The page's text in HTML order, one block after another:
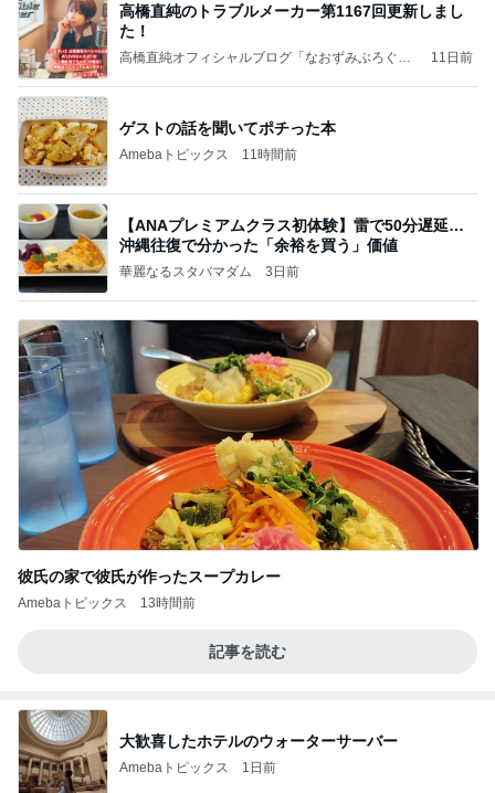
高橋直純のトラブルメーカー第1167回更新しまし
た！
高橋直純オフィシャルブログ「なおずみぶろぐ」
11日前
ゲストの話を聞いてポチった本
Amebaトピックス 11時間前
【ANAプレミアムクラス初体験】雷で50分遅延…
沖縄往復で分かった「余裕を買う」価値
華麗なるスタバマダム 3日前
彼氏の家で彼氏が作ったスープカレー
Amebaトピックス 13時間前
記事を読む
大歓喜したホテルのウォーターサーバー
Amebaトピックス 1日前